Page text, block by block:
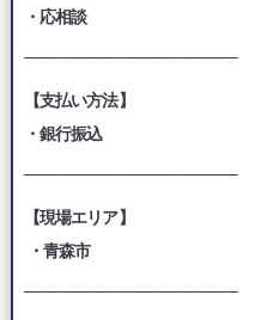
・応相談
【支払い方法】
・銀行振込
【現場エリア】
・青森市